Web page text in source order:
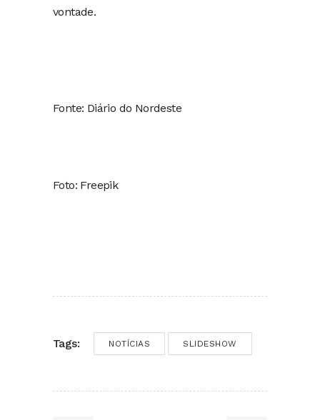
vontade.
Fonte: Diário do Nordeste
Foto: Freepik
Tags: NOTÍCIAS SLIDESHOW